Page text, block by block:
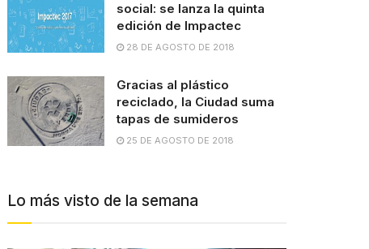
social: se lanza la quinta
edición de Impactec
28 DE AGOSTO DE 2018
Gracias al plástico
reciclado, la Ciudad suma
tapas de sumideros
25 DE AGOSTO DE 2018
Lo más visto de la semana